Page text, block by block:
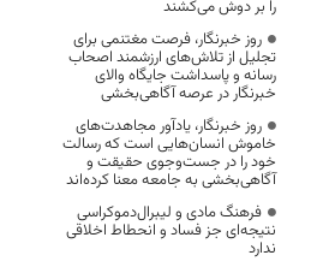
را بر دوش می‌کشند
روز خبرنگار، فرصت مغتنمی برای
تجلیل از تلاش‌های ارزشمند اصحاب
رسانه و پاسداشت جایگاه والای
خبرنگار در عرصه آگاهی‌بخشی
روز خبرنگار، یادآور مجاهدت‌های
خاموش انسان‌هایی است که رسالت
خود را در جست‌وجوی حقیقت و
آگاهی‌بخشی به جامعه معنا کرده‌اند
فرهنگ مادی و لیبرال‌دموکراسی
نتیجه‌ای جز فساد و انحطاط اخلاقی
ندارد